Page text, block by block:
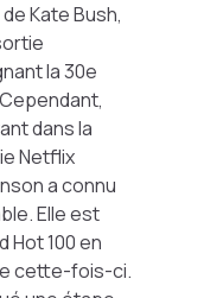
Kate Bush,
la 30e
dans la
Netflix
a connu
Elle est
Hot 100 en
cette-fois-ci.